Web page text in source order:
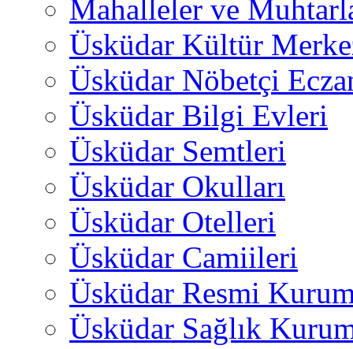
Mahalleler ve
Üsküdar Kültür
Üsküdar Nöbetçi
Üsküdar Bilgi Evleri
Üsküdar Semtleri
Üsküdar Okulları
Üsküdar Otelleri
Üsküdar Camiileri
Üsküdar Resmi
Üsküdar Sağlık